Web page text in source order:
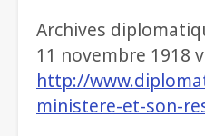
Archives
11 novembre 1918
http://
ministere-et-son-